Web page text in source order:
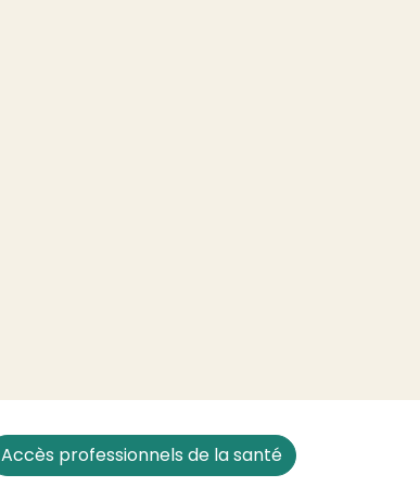
Accès professionnels de la santé